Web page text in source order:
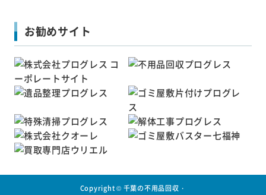
お勧めサイト
Copyright © 千葉の不用品回収・